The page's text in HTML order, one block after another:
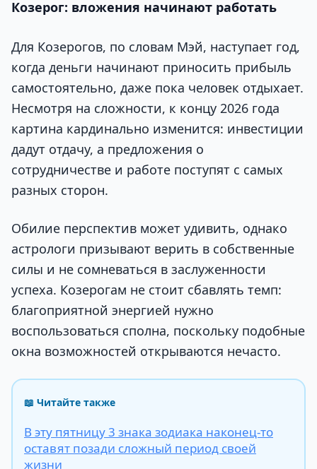
Козерог: вложения начинают работать
Для Козерогов, по словам Мэй, наступает год,
когда деньги начинают приносить прибыль
самостоятельно, даже пока человек отдыхает.
Несмотря на сложности, к концу 2026 года
картина кардинально изменится: инвестиции
дадут отдачу, а предложения о
сотрудничестве и работе поступят с самых
разных сторон.
Обилие перспектив может удивить, однако
астрологи призывают верить в собственные
силы и не сомневаться в заслуженности
успеха. Козерогам не стоит сбавлять темп:
благоприятной энергией нужно
воспользоваться сполна, поскольку подобные
окна возможностей открываются нечасто.
📖 Читайте также
В эту пятницу 3 знака зодиака наконец-то
оставят позади сложный период своей
жизни